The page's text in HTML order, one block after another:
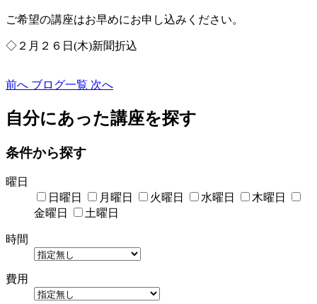
ご希望の講座はお早めにお申し込みください。
◇２月２６日(木)新聞折込
前へ ブログ一覧 次へ
自分にあった講座を探す
条件から探す
曜日
日曜日
月曜日 火曜日 水曜日
木曜日
金曜日
土曜日
時間
費用